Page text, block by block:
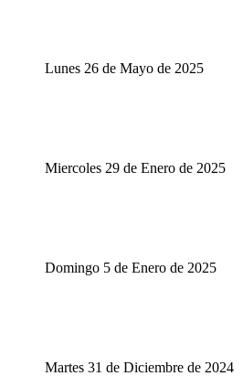
Lunes 26 de Mayo de 2025
Miercoles 29 de Enero de 2025
Domingo 5 de Enero de 2025
Martes 31 de Diciembre de 2024